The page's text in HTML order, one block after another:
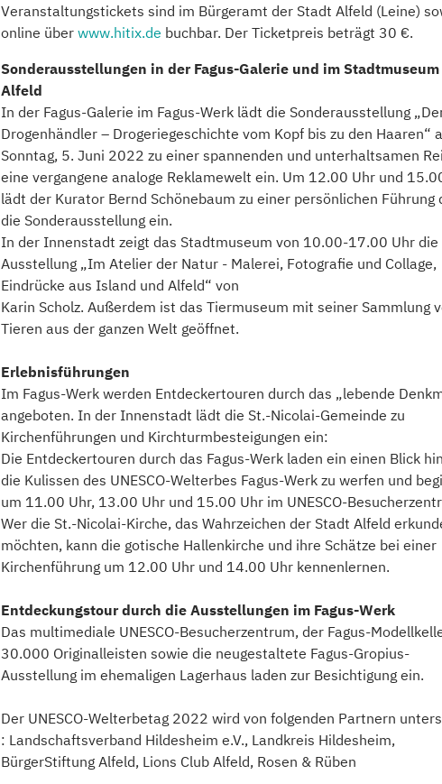
Veranstaltungstickets sind im Bürgeramt der Stadt Alfeld (Leine)
online über www.hitix.de buchbar. Der Ticketpreis beträgt 30 €.
Sonderausstellungen in der Fagus-Galerie und im Stadtmuseum
Alfeld
In der Fagus-Galerie im Fagus-Werk lädt die Sonderausstellung
Drogenhändler – Drogeriegeschichte vom Kopf bis zu den Haaren“
Sonntag, 5. Juni 2022 zu einer spannenden und unterhaltsamen
eine vergangene analoge Reklamewelt ein. Um 12.00 Uhr und
lädt der Kurator Bernd Schönebaum zu einer persönlichen Führung
die Sonderausstellung ein.
In der Innenstadt zeigt das Stadtmuseum von 10.00-17.00 Uhr die
Ausstellung „Im Atelier der Natur - Malerei, Fotografie und Collage,
Eindrücke aus Island und Alfeld“ von
Karin Scholz. Außerdem ist das Tiermuseum mit seiner Sammlung
Tieren aus der ganzen Welt geöffnet.
Erlebnisführungen
Im Fagus-Werk werden Entdeckertouren durch das „lebende
angeboten. In der Innenstadt lädt die St.-Nicolai-Gemeinde zu
Kirchenführungen und Kirchturmbesteigungen ein:
Die Entdeckertouren durch das Fagus-Werk laden ein einen Blick
die Kulissen des UNESCO-Welterbes Fagus-Werk zu werfen und
um 11.00 Uhr, 13.00 Uhr und 15.00 Uhr im UNESCO-
Wer die St.-Nicolai-Kirche, das Wahrzeichen der Stadt Alfeld
möchten, kann die gotische Hallenkirche und ihre Schätze bei einer
Kirchenführung um 12.00 Uhr und 14.00 Uhr kennenlernen.
Entdeckungstour durch die Ausstellungen im Fagus-Werk
Das multimediale UNESCO-Besucherzentrum, der Fagus-
30.000 Originalleisten sowie die neugestaltete Fagus-Gropius-
Ausstellung im ehemaligen Lagerhaus laden zur Besichtigung ein.
Der UNESCO-Welterbetag 2022 wird von folgenden Partnern
: Landschaftsverband Hildesheim e.V., Landkreis Hildesheim,
BürgerStiftung Alfeld, Lions Club Alfeld, Rosen & Rüben